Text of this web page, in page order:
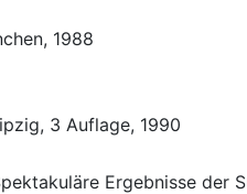
1988
3 Auflage, 1990
Ergebnisse der